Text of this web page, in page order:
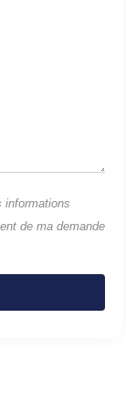
informations
de ma demande